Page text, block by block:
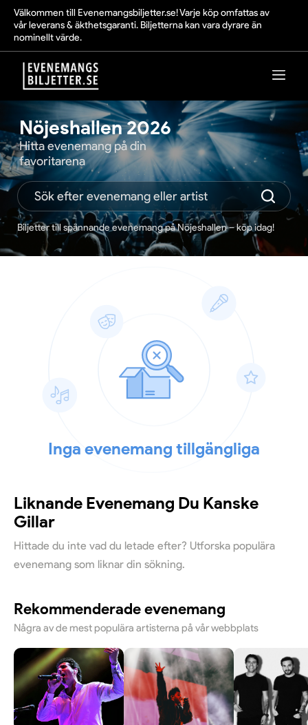
Välkommen till Evenemangsbiljetter.se! Varje köp omfattas av
vår leverans & äkthetsgaranti. Biljetterna kan vara dyrare än
nominellt värde.
Nöjeshallen 2026
Hitta evenemang på din
favoritarena
Biljetter till spännande evenemang på Nöjeshallen – köp idag!
Inga evenemang tillgängliga
Liknande Evenemang Du Kanske
Gillar
Hittade du inte vad du letade efter? Utforska populära
evenemang som liknar din sökning.
Rekommenderade evenemang
Några av de mest populära artisterna på vår webbplats